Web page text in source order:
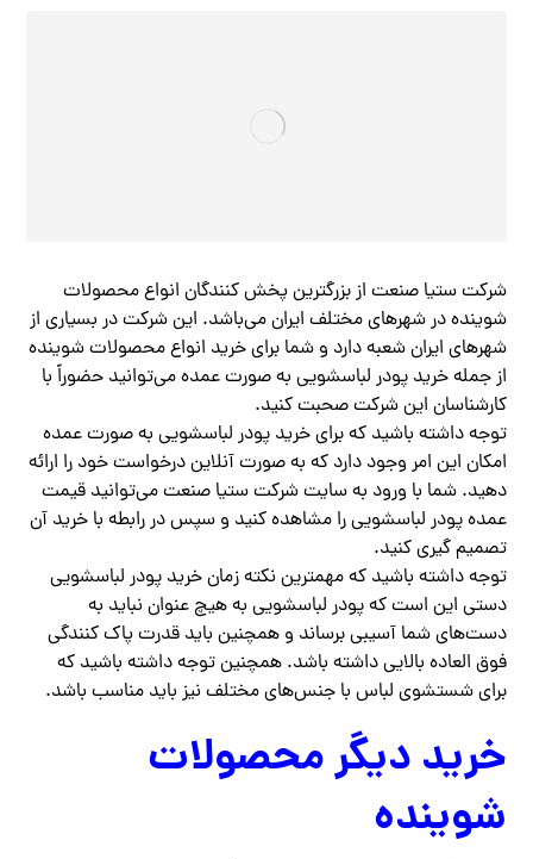
شرکت ستیا صنعت از بزرگترین پخش کنندگان انواع محصولات
شوینده در شهرهای مختلف ایران می‌باشد. این شرکت در بسیاری از
شهرهای ایران شعبه دارد و شما برای خرید انواع محصولات شوینده
از جمله خرید پودر لباسشویی به صورت عمده می‌توانید حضوراً با
کارشناسان این شرکت صحبت کنید.
توجه داشته باشید که برای خرید پودر لباسشویی به صورت عمده
امکان این امر وجود دارد که به صورت آنلاین درخواست خود را ارائه
دهید. شما با ورود به سایت شرکت ستیا صنعت می‌توانید قیمت
عمده پودر لباسشویی را مشاهده کنید و سپس در رابطه با خرید آن
تصمیم گیری کنید.
توجه داشته باشید که مهمترین نکته زمان خرید پودر لباسشویی
دستی این است که پودر لباسشویی به هیچ عنوان نباید به
دست‌های شما آسیبی برساند و همچنین باید قدرت پاک کنندگی
فوق العاده بالایی داشته باشد. همچنین توجه داشته باشید که
برای شستشوی لباس با جنس‌های مختلف نیز باید مناسب باشد.
خرید دیگر محصولات
شوینده